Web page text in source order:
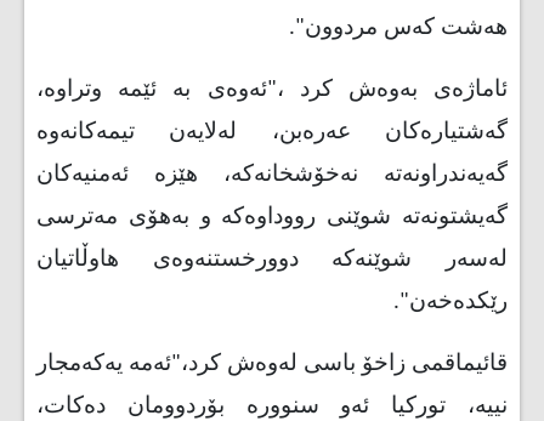
هەشت کەس مردوون".
ئاماژەی بەوەش کرد ،"ئەوەی بە ئێمە وتراوە،
گەشتیارەکان عەرەبن، لەلایەن تیمەکانەوە
گەیەندراونەتە نەخۆشخانەکە، هێزە ئەمنیەکان
گەیشتونەتە شوێنی رووداوەکە و بەهۆی مەترسی
لەسەر شوێنەکە دوورخستنەوەی هاوڵاتیان
رێکدەخەن".
قائیماقمی زاخۆ باسی لەوەش کرد،"ئەمە یەکەمجار
نییە، تورکیا ئەو سنوورە بۆردوومان دەکات،